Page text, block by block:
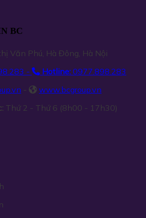
BC
Văn Phú, Hà Đông, Hà Nội
- Hotline: 0977.898.283
-
www.bcgroup.vn
Thứ 2 - Thứ 6 (8h00 - 17h30)